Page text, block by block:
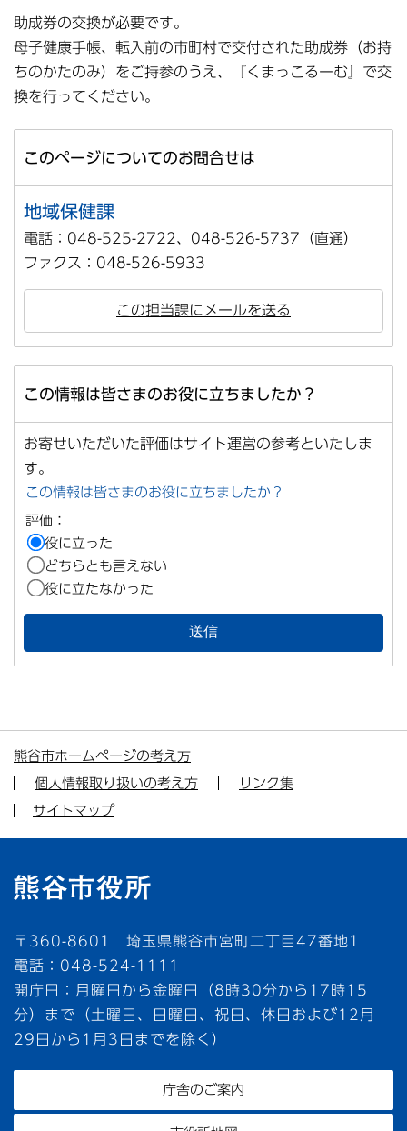
助成券の交換が必要です。
母子健康手帳、転入前の市町村で交付された助成券（お持
ちのかたのみ）をご持参のうえ、『くまっこるーむ』で交
換を行ってください。
このページについてのお問合せは
地域保健課
電話：048-525-2722、048-526-5737（直通）
ファクス：048-526-5933
この担当課にメールを送る
この情報は皆さまのお役に立ちましたか？
お寄せいただいた評価はサイト運営の参考といたしま
す。
この情報は皆さまのお役に立ちましたか？
評価：
役に立った
どちらとも言えない
役に立たなかった
熊谷市ホームページの考え方
個人情報取り扱いの考え方
リンク集
サイトマップ
〒360-8601 埼玉県熊谷市宮町二丁目47番地1
電話：048-524-1111
開庁日：月曜日から金曜日（8時30分から17時15
分）まで（土曜日、日曜日、祝日、休日および12月
29日から1月3日までを除く）
庁舎のご案内